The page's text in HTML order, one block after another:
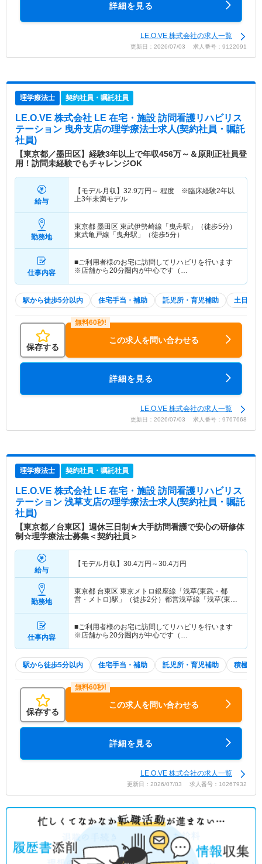
詳細を見る
LE.O.VE 株式会社の求人一覧
更新日：2026/07/03 求人番号：9122091
理学療法士 契約社員・嘱託社員
LE.O.VE 株式会社 LE 在宅・施設 訪問看護リハビリス
テーション 曳舟支店の理学療法士求人(契約社員・嘱託
社員)
【東京都／墨田区】経験3年以上で年収456万～＆原則正社員登
用！訪問未経験でもチャレンジOK
給与
【モデル月収】 32.9万円～ 程度 ※臨床経験2年以
上3年未満モデル
勤務地
東京都 墨田区 東武伊勢崎線「曳舟駅」（徒歩5分）
東武亀戸線「曳舟駅」（徒歩5分）
仕事内容
■ご利用者様のお宅に訪問してリハビリを行います
※店舗から20分圏内が中心です（…
駅から徒歩5分以内 住宅手当・補助 託児所・育児補助 土日祝休
保存する
この求人を問い合わせる
詳細を見る
LE.O.VE 株式会社の求人一覧
更新日：2026/07/03 求人番号：9767668
理学療法士 契約社員・嘱託社員
LE.O.VE 株式会社 LE 在宅・施設 訪問看護リハビリス
テーション 浅草支店の理学療法士求人(契約社員・嘱託
社員)
【東京都／台東区】週休三日制★大手訪問看護で安心の研修体
制☆理学療法士募集＜契約社員＞
給与
【モデル月収】 30.4万円～30.4万円
勤務地
東京都 台東区 東京メトロ銀座線「浅草(東武・都
営・メトロ)駅」（徒歩2分）都営浅草線「浅草(東
仕事内容
■ご利用者様のお宅に訪問してリハビリを行います
※店舗から20分圏内が中心です（…
駅から徒歩5分以内 住宅手当・補助 託児所・育児補助 積極採
保存する
この求人を問い合わせる
詳細を見る
LE.O.VE 株式会社の求人一覧
更新日：2026/07/03 求人番号：10267932